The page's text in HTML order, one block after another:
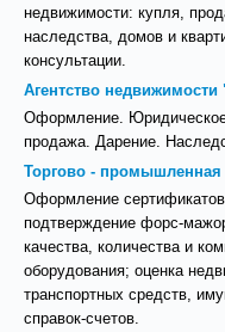
недвижимости: купля,
наследства, домов и
консультации.
Агентство
Оформление.
продажа. Дарение.
Торгово -
Оформление
подтверждение форс-
качества, количества и
оборудования; оценка
транспортных средств,
справок-счетов.